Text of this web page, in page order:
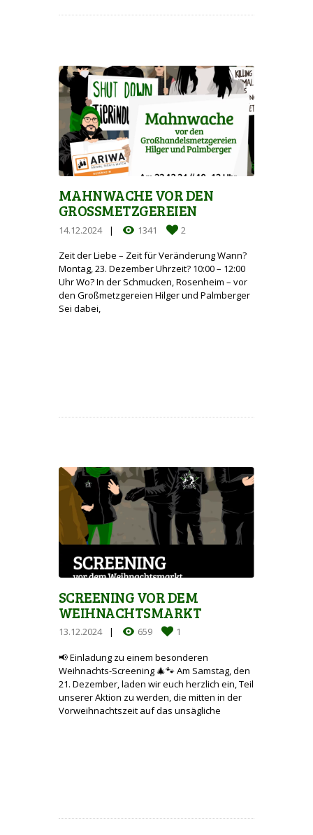
MAHNWACHE VOR DEN
GROSSMETZGEREIEN
14.12.2024 1341 2
Zeit der Liebe – Zeit für Veränderung Wann?
Montag, 23. Dezember Uhrzeit? 10:00 – 12:00
Uhr Wo? In der Schmucken, Rosenheim – vor
den Großmetzgereien Hilger und Palmberger
Sei dabei,
SCREENING VOR DEM
WEIHNACHTSMARKT
13.12.2024 659 1
📢 Einladung zu einem besonderen
Weihnachts-Screening 🎄🐾 Am Samstag, den
21. Dezember, laden wir euch herzlich ein, Teil
unserer Aktion zu werden, die mitten in der
Vorweihnachtszeit auf das unsägliche